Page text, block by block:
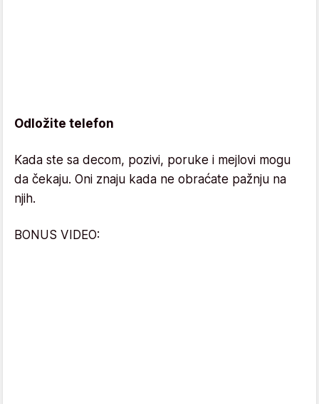
Odložite telefon
Kada ste sa decom, pozivi, poruke i mejlovi mogu
da čekaju. Oni znaju kada ne obraćate pažnju na
njih.
BONUS VIDEO: